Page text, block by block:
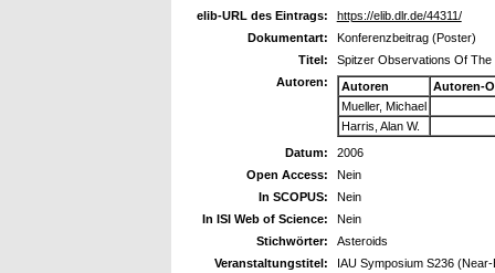
elib-URL des Eintrags:
https://elib.dlr.de/44311/
Dokumentart:
Konferenzbeitrag (Poster)
Titel:
Spitzer Observations Of
Autoren:
Autoren
Autoren-
Mueller, Michael
Harris, Alan W.
Datum:
2006
Open Access:
Nein
In SCOPUS:
Nein
In ISI Web of Science:
Nein
Stichwörter:
Asteroids
Veranstaltungstitel:
IAU Symposium S236